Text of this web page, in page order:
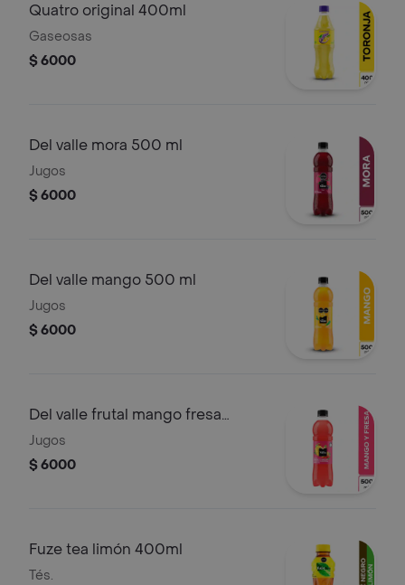
Quatro original 400ml
Gaseosas
$ 6000
Del valle mora 500 ml
Jugos
$ 6000
Del valle mango 500 ml
Jugos
$ 6000
Del valle frutal mango fresa
500ml
Jugos
$ 6000
Fuze tea limón 400ml
Tés.